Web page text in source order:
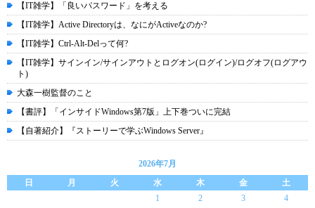
【IT雑学】「良いパスワード」を考える
【IT雑学】Active Directoryは、なにがActiveなのか?
【IT雑学】Ctrl-Alt-Delって何?
【IT雑学】サインイン/サインアウトとログオン(ログイン)/ログオフ(ログアウ
ト)
大森一樹監督のこと
【書評】「インサイドWindows第7版」上下巻ついに完結
【自著紹介】『ストーリーで学ぶWindows Server』
2026年7月
日
月 火 水 木 金
土
1
2 3
4